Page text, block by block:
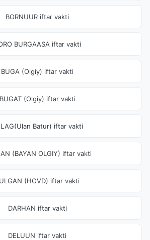
BORNUUR iftar vakti
BURGAASA iftar vakti
BUGA (Olgiy) iftar vakti
BUGAT (Olgiy) iftar vakti
Batur) iftar vakti
(BAYAN OLGIY) iftar vakti
(HOVD) iftar vakti
DARHAN iftar vakti
DELUUN iftar vakti